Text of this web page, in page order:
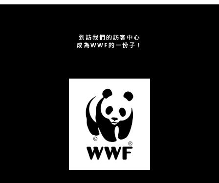
到訪我們的訪客中心
成為WWF的一份子！